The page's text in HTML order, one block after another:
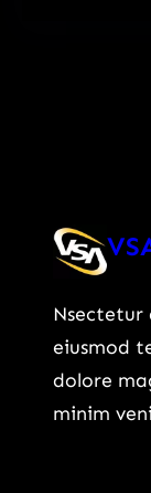
Nsectetur
eiusmod
dolore
minim